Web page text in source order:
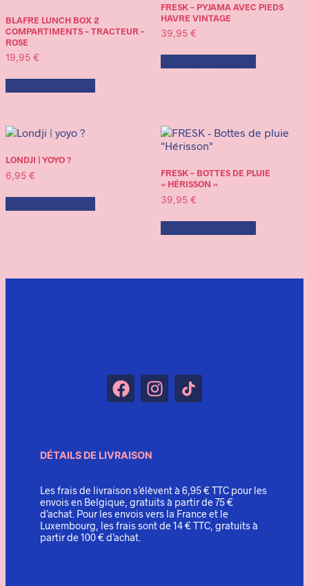
BLAFRE LUNCH BOX 2
COMPARTIMENTS – TRACTEUR –
ROSE
19,95 €
FRESK – PYJAMA AVEC PIEDS
HAVRE VINTAGE
39,95 €
LONDJI | YOYO ?
6,95 €
FRESK – BOTTES DE PLUIE
« HÉRISSON »
39,95 €
DÉTAILS DE LIVRAISON
Les frais de livraison s’élèvent à 6,95 € TTC pour les
envois en Belgique, gratuits à partir de 75 €
d’achat. Pour les envois vers la France et le
Luxembourg, les frais sont de 14 € TTC, gratuits à
partir de 100 € d’achat.